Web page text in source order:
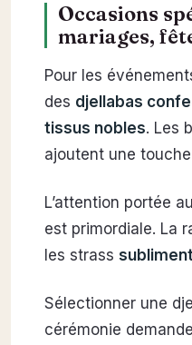
Occasions
mariages,
Pour les
des djellabas
tissus nobles. Les
ajoutent une
L’attention portée
est primordiale. La
les strass
Sélectionner une
cérémonie